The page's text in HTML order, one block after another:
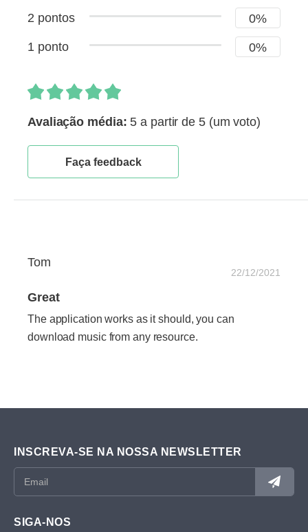
2 pontos 0%
1 ponto 0%
Avaliação média: 5 a partir de 5 (um voto)
Faça feedback
Tom
22/12/2021
Great
The application works as it should, you can
download music from any resource.
INSCREVA-SE NA NOSSA NEWSLETTER
SIGA-NOS